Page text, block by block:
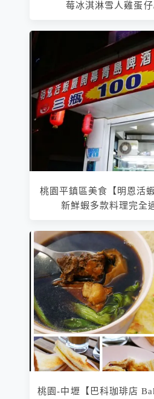
莓冰淇淋雪人雞蛋
桃園平鎮區美食【明恩活
新鮮蝦多款料理完全
桃園-中壢【巴科珈琲店